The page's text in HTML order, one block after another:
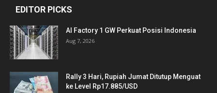
EDITOR PICKS
AI Factory 1 GW Perkuat Posisi Indonesia
Aug 7, 2026
Rally 3 Hari, Rupiah Jumat Ditutup Menguat
ke Level Rp17.885/USD